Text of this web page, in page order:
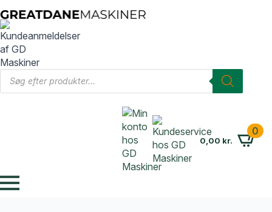
Products
search
0,00 kr.
0